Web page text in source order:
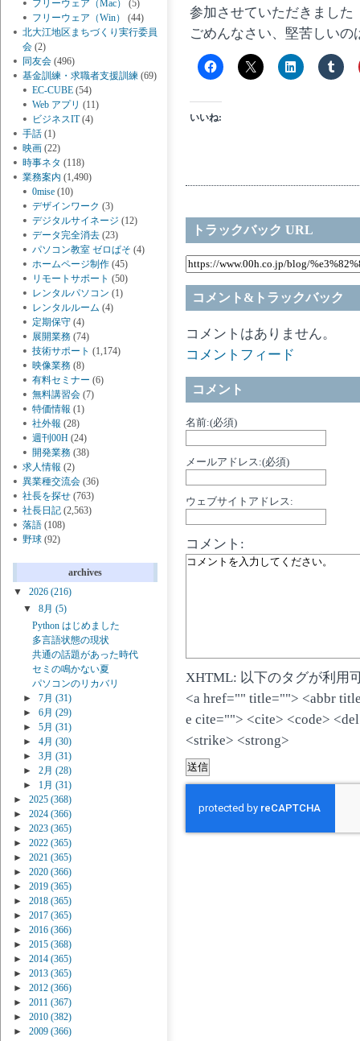
フリーウェア（Mac）
(5)
フリーウェア（Win）
(44)
北大江地区まちづくり実行委員
会 (2)
同友会 (496)
基金訓練・求職者支援訓練 (69)
EC-CUBE (54)
Web アプリ (11)
ビジネスIT(4)
手話 (1)
映画 (22)
時事ネタ (118)
業務案内 (1,490)
0mise (10)
デザインワーク (3)
デジタルサイネージ (12)
データ完全消去 (23)
パソコン教室 ゼロぱそ (4)
ホームページ制作 (45)
リモートサポート (50)
レンタルパソコン (1)
レンタルルーム (4)
定期保守 (4)
展開業務 (74)
技術サポート (1,174)
映像業務 (8)
有料セミナー (6)
無料講習会 (7)
特価情報 (1)
社外報 (28)
週刊00H (24)
開発業務 (38)
求人情報 (2)
異業種交流会 (36)
社長を探せ (763)
社長日記 (2,563)
落語 (108)
野球 (92)
archives
▼
2026 (216)
▼
8月 (5)
Python はじめました
多言語状態の現状
共通の話題があった時代
セミの鳴かない夏
パソコンのリカバリ
►
7月 (31)
►
6月 (29)
►
5月 (31)
►
4月 (30)
►
3月 (31)
►
2月 (28)
►
1月 (31)
►
2025 (368)
►
2024 (366)
►
2023 (365)
►
2022 (365)
►
2021 (365)
►
2020 (366)
►
2019 (365)
►
2018 (365)
►
2017 (365)
►
2016 (366)
►
2015 (368)
►
2014 (365)
►
2013 (365)
►
2012 (366)
►
2011 (367)
►
2010 (382)
►
2009 (366)
参加させていただきました
ごめんなさい、堅苦しいの
いいね:
トラックバック URL
コメント&トラックバック
コメントはありません。
コメントフィード
コメント
名前:(必須)
メールアドレス:(必須)
ウェブサイトアドレス:
コメント:
XHTML: 以下のタグが利用
<a href="" title=""> <abbr
e cite=""> <cite> <code>
<strike> <strong>